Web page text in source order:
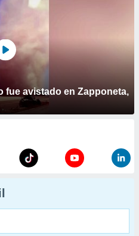
fue avistado en Zapponeta,